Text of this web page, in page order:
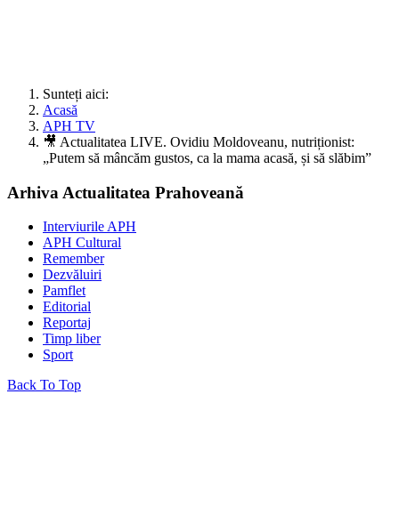
Sunteți aici:
Acasă
APH TV
🎥 Actualitatea LIVE. Ovidiu Moldoveanu, nutriționist:
„Putem să mâncăm gustos, ca la mama acasă, și să slăbim”
Arhiva Actualitatea Prahoveană
Interviurile APH
APH Cultural
Remember
Dezvăluiri
Pamflet
Editorial
Reportaj
Timp liber
Sport
Back To Top